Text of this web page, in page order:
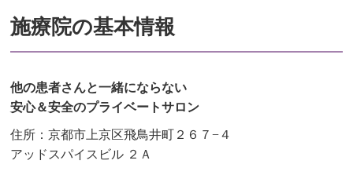
施療院の基本情報
他の患者さんと一緒にならない
安心＆安全のプライベートサロン
住所：京都市上京区飛鳥井町２６７−４
アッドスパイスビル ２Ａ